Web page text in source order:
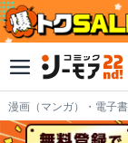
漫画（マンガ）・電子